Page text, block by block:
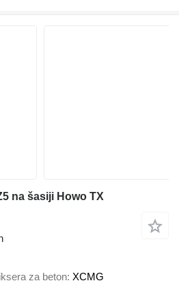
na šasiji Howo TX
za beton XCMG